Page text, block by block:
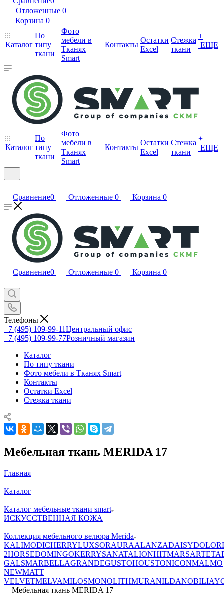
Отложенные 0
Корзина 0
Каталог
По
типу
ткани
Фото
мебели в
Тканях
Smart
Контакты
Остатки
Excel
Стежка
ткани
+
ЕЩЕ
Каталог
По
типу
ткани
Фото
мебели в
Тканях
Smart
Контакты
Остатки
Excel
Стежка
ткани
+
ЕЩЕ
Сравнение0 Отложенные 0 Корзина 0
Сравнение0 Отложенные 0 Корзина 0
Телефоны
+7 (495) 109-99-11Центральный офис
+7 (495) 109-99-77Розничный магазин
Каталог
По типу ткани
Фото мебели в Тканях Smart
Контакты
Остатки Excel
Стежка ткани
Мебельная ткань MERIDA 17
Главная
—
Каталог
—
Каталог мебельные ткани smart
ИСКУССТВЕННАЯ КОЖА
—
Коллекция мебельного велюра Merida
KALIMODICHERRYLUXSORAURAALANZADAISY
2HORSEDOMINGOKERRYSANATALIONHITMARSARTE
GALSMARBELLAGRANDEGUSTOHOUSTONICONMALMO
NEWMATT
VELVETMELVAMILOSMONOLITHMURANILDANOBILIA
—Мебельная ткань MERIDA 17